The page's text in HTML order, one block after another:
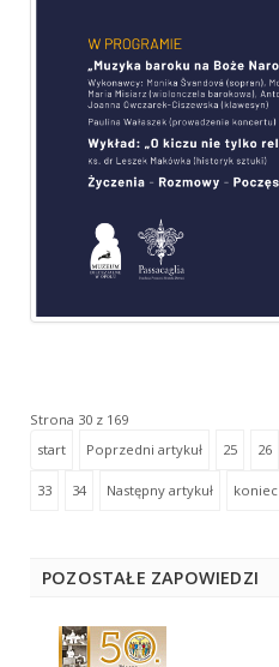
Strona 30 z 169
start
Poprzedni artykuł 25 26
33 34 Następny artykuł koniec
POZOSTAŁE ZAPOWIEDZI